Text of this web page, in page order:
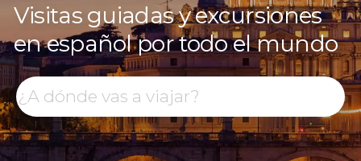
Visitas guiadas y excursiones
en español por todo el mundo
Buscar
Top destinos